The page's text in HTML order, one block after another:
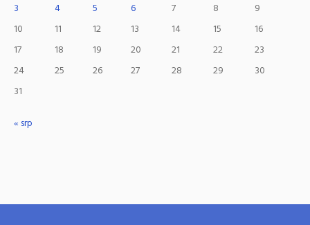
3
4 5 6 7 8
9
10
11 12 13 14 15
16
17
18 19 20 21 22
23
24
25 26 27 28 29
30
31
« srp